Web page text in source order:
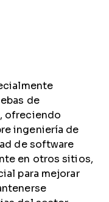
de
ofreciendo
ingeniería de
de software
en otros sitios,
para mejorar